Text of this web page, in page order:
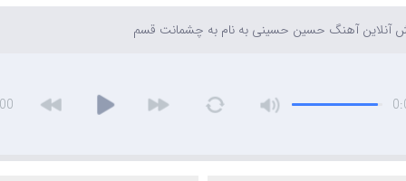
آنلاین آهنگ حسین حسینی به نام به چشمانت قسم